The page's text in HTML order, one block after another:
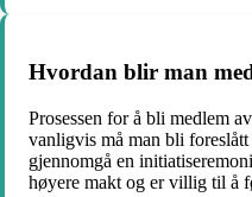
Hvordan blir man
Prosessen for å bli medlem
vanligvis må man bli
gjennomgå en
høyere makt og er villig til å